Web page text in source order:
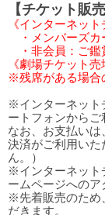
【チケット販売
《インターネット
・メンバーズカ
・非会員：ご鑑
《劇場チケット
※残席がある場合
※インターネット
ートフォンからご
なお、お支払い
決済がご利用い
ん。）
※インターネット
ームページへのア
※先着販売のため
だきます。